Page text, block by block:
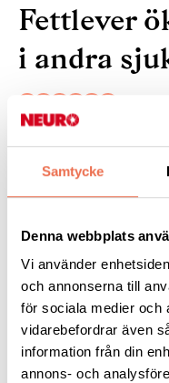
Samtycke
Denna webbplats
Vi använder
och annonserna till
för sociala medier och
vidarebefordrar även
information från din
annons- och
Fettlever
i andra
28 mars 2025
Personer med fettlever
jämfört med
Det visar en stor svensk
Läs mer:påforskning.se